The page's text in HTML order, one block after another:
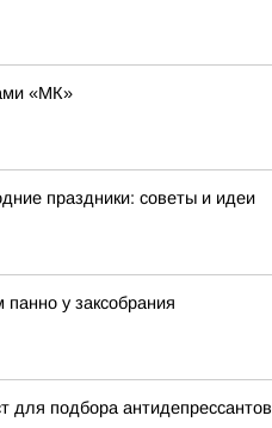
«МК»
праздники: советы и идеи
у заксобрания
для подбора антидепрессантов